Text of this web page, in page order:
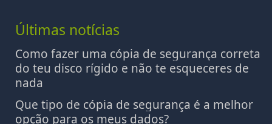
Últimas notícias
Como fazer uma cópia de segurança correta
do teu disco rígido e não te esqueceres de
nada
Que tipo de cópia de segurança é a melhor
opção para os meus dados?